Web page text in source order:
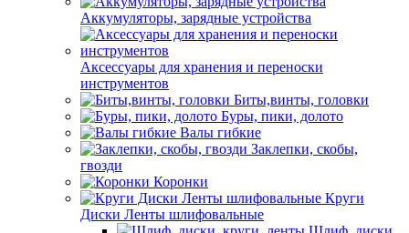
Аккумуляторы, зарядные устройства
Аксессуары для хранения и переноски
инструментов
Биты,винты, головки
Буры, пики, долото
Валы гибкие
Заклепки, скобы,
гвозди
Коронки
Круги
Диски Ленты шлифовальные